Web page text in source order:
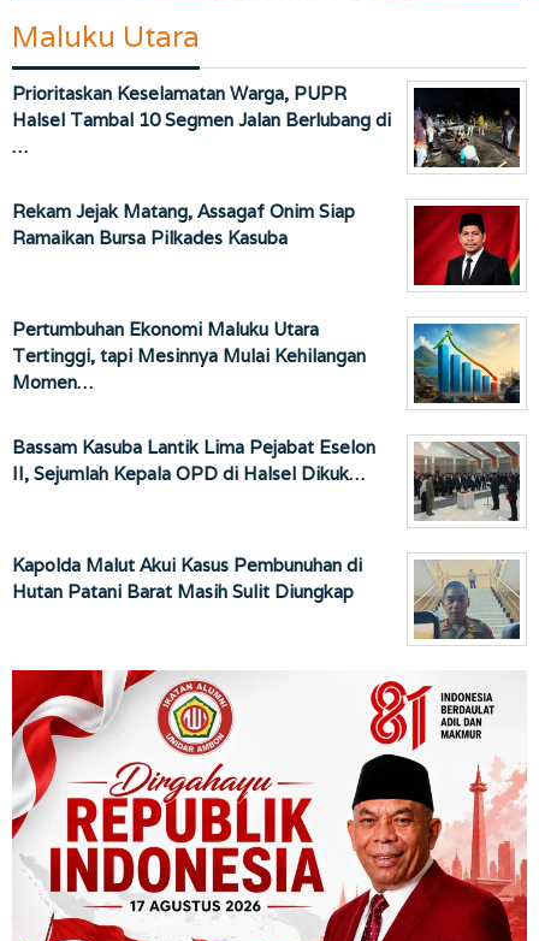
Maluku Utara
Prioritaskan Keselamatan Warga, PUPR
Halsel Tambal 10 Segmen Jalan Berlubang di
…
Rekam Jejak Matang, Assagaf Onim Siap
Ramaikan Bursa Pilkades Kasuba
Pertumbuhan Ekonomi Maluku Utara
Tertinggi, tapi Mesinnya Mulai Kehilangan
Momen…
Bassam Kasuba Lantik Lima Pejabat Eselon
II, Sejumlah Kepala OPD di Halsel Dikuk…
Kapolda Malut Akui Kasus Pembunuhan di
Hutan Patani Barat Masih Sulit Diungkap